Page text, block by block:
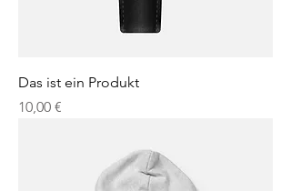
Das ist ein Produkt
Preis
10,00 €